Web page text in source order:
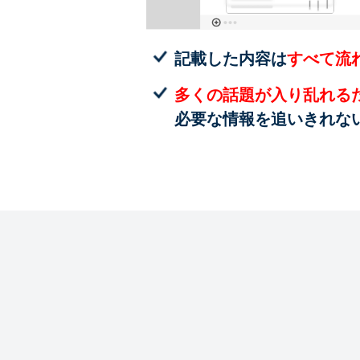
記載した内容はすべて流
多くの話題が入り乱れる
必要な情報を追いきれな